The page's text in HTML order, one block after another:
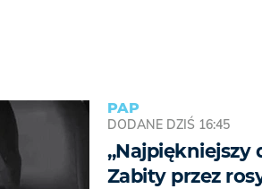
PAP
DODANE DZIŚ 16:45
„Najpiękniejszy
Zabity przez